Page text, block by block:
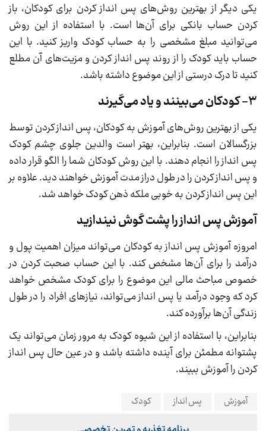
یکی دیگر از بهترین روش‌های پس انداز کردن برای کودکان، باز
کردن حساب بانکی برای آن‌ها است. با استفاده از این روش
می‌توانید مبلغ مشخصی را به حساب کودک واریز کنید. با این
حساب باید کودک را از روند پس انداز کردن و مزیت‌های آن مطلع
کنید تا درک درستی از این موضوع داشته باشد.
3- کودکان می‌بینند و یاد می‌گیرند
یکی از بهترین روش‌های آموزش به کودکان، پس انداز کردن توسط
بزرگسالان است. بنابراین، بهتر است والدین جلوی چشم کودک
پس انداز را انجام دهند. با این روش کودکان شما را الگو قرار داده
و پس انداز کردن را در طول دراز مدت آموزش خواهند دید. علاوه بر
این پس انداز کردن به خوبی ملکه ذهن کودک خواهد شد.
آموزش پس انداز را پشت گوش نیندازید
امروزه آموزش پس انداز به کودکان می‌تواند میزان اهمیت پول و
درآمد را برای آن‌ها مشخص کند. با این حساب صحبت کردن در
خصوص مباحث مالی این موضوع را برای کودک مشخص خواهد
کرد که وجود درآمد یا پس انداز می‌تواند، نیازهای افراد را در طول
زندگی آن‌ها برآورده کند.
بنابراین، با استفاده از این شیوه کودک به مرور زمان می‌تواند یک
پشتوانه مطمئن برای آینده داشته باشد و در عین حال پس انداز
کردن را آموزش ببیند.
آموزش پس انداز کودک